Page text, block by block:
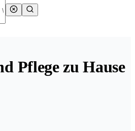
Pflege zu Hause